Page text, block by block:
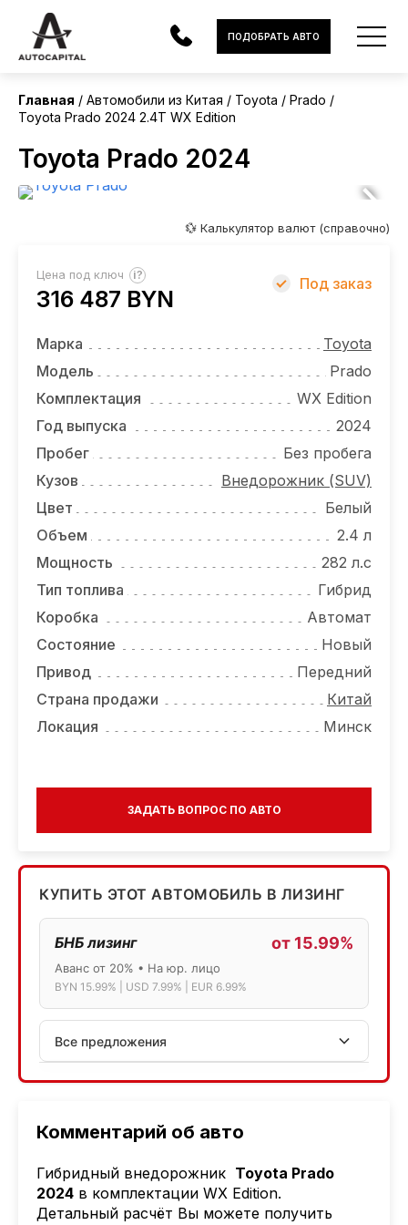
АВТОМОБИЛИ
ЭЛЕКТРОМОБИЛИ
УСЛУГИ
НОВОСТИ
ОТЗЫВЫ
ВАКАНСИИ
О КОМПАНИИ
КОНТАКТЫ
ПОДОБРАТЬ АВТО
Главная Автомобили из Китая Toyota
Prado
Toyota Prado 2024 2.4T WX Edition
Toyota Prado 2024
Китай
Без пробега
Комментарий об авто
Гибридный внедорожник Toyota Prado
2024 в комплектации WX Edition.
Детальный расчёт Вы можете получить
💱 Калькулятор валют (справочно)
Цена под ключ ?
316 487 BYN
Под заказ
Марка
Toyota
Модель
Prado
Комплектация
WX Edition
Год выпуска
2024
Пробег
Без пробега
Кузов
Внедорожник (SUV)
Цвет
Белый
Объем
2.4 л
Мощность
282 л.с
Тип топлива
Гибрид
Коробка
Автомат
Состояние
Новый
Привод
Передний
Страна продажи
Китай
Локация
Минск
ЗАДАТЬ ВОПРОС ПО АВТО
КУПИТЬ ЭТОТ АВТОМОБИЛЬ В ЛИЗИНГ
БНБ лизинг от 15.99%
Аванс от 20% • На юр. лицо
BYN 15.99% | USD 7.99% | EUR 6.99%
Все предложения
АСБ лизинг
Лизинг: BYN 17% | USD 7.99% | EUR 6.99%
Также доступен кредит "Проще простого" 18.9%